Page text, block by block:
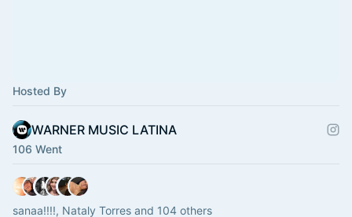
Hosted By
WARNER MUSIC LATINA
106 Went
sanaa!!!!, Nataly Torres and 104 others